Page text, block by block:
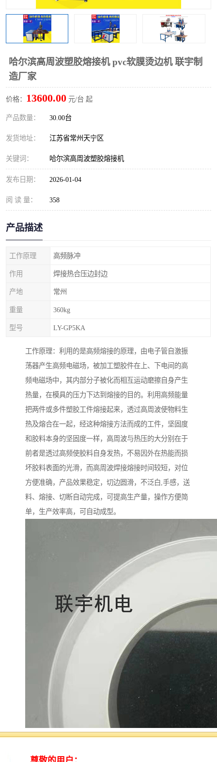
哈尔滨高周波塑胶熔接机 pvc软膜烫边机 联宇制
造厂家
价格： 13600.00 元/台 起
产品数量： 30.00台
发货地址： 江苏省常州天宁区
关键词： 哈尔滨高周波塑胶熔接机
发布日期： 2026-01-04
阅 读 量： 358
产品描述
工作原理 高频脉冲
作用 焊接热合压边封边
产地 常州
重量 360kg
型号 LY-GP5KA
工作原理：利用的是高频熔接的原理，由电子管自激振
荡器产生高频电磁场，被加工塑胶件在上、下电间的高
频电磁场中，其内部分子被化而相互运动磨擦自身产生
热量，在模具的压力下达到熔接的目的。利用高频能量
把两件或多件塑胶工件熔接起来，透过高周波使物料生
热及熔合在一起，经这种熔接方法而成的工件，坚固度
和胶料本身的坚固度一样，高周波与热压的大分别在于
前者是透过高频使胶料自身发热，不易因外在热能而损
坏胶料表面的光滑，而高周波焊接熔接时间较短，对位
方便准确，产品效果稳定，切边圆滑，不泛白,手感，送
料、熔接、切断自动完成，可提高生产量，操作方便简
单，生产效率高，可自动成型。